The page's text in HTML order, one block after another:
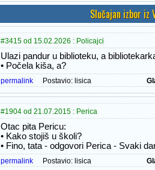
Slučajan izbor iz
#3415 od 15.02.2026 : Policajci
Ulazi pandur u biblioteku, a
• Počela kiša, a?
permalink Postavio: lisica
#1904 od 21.07.2015 : Perica
Otac pita Pericu:
• Kako stojiš u školi?
• Fino, tata - odgovori Perica - Svaki
permalink Postavio: lisica